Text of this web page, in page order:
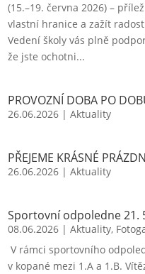
(15.–19. června 2026) –
vlastní hranice a zažít
Vedení školy vás plně
že jste ochotni...
PROVOZNÍ DOBA PO
26.06.2026 |Aktuality
PŘEJEME KRÁSNÉ
26.06.2026 |Aktuality
Sportovní odpoledne 21.
08.06.2026 |Aktuality,
V rámci sportovního
v kopané mezi 1.A a 1.B.